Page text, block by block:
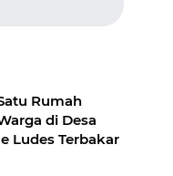
Rumah
di Desa
Ludes Terbakar